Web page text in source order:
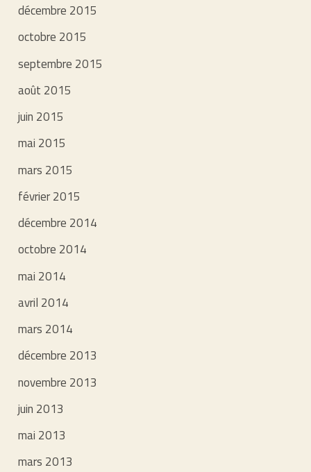
décembre 2015
octobre 2015
septembre 2015
août 2015
juin 2015
mai 2015
mars 2015
février 2015
décembre 2014
octobre 2014
mai 2014
avril 2014
mars 2014
décembre 2013
novembre 2013
juin 2013
mai 2013
mars 2013